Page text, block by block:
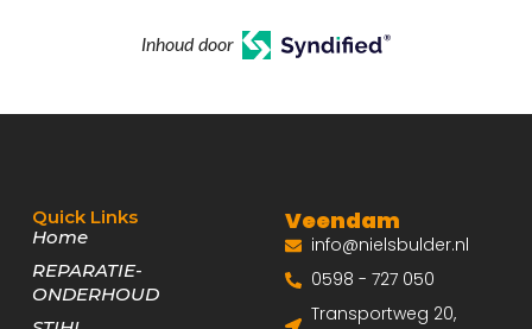
Inhoud door
Quick Links
Home
REPARATIE-
ONDERHOUD
Veendam
info@nielsbulder.nl
0598 - 727 050
Transportweg 20,